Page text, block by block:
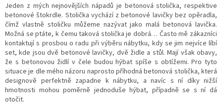
Jeden z mých nejnovějších nápadů je betonová stolička, respektive
betonové štokrdle. Stolička vychází z betonové lavičky bez opěradla,
čímž vlastně stoličku můžeme nazývat jako malá betonová lavička.
Možná se ptáte, k čemu taková stolička je dobrá… Často mě zákazníci
kontaktují s prosbou o radu při výběru nábytku, kdy se jim nejvíce líbí
set, kde jsou dvě betonové lavičky, dvě židle a stůl. Mají však obavy,
že s betonovou židlí v čele budou hýbat spíše s obtížemi. Pro tyto
situace je dle mého názoru naprosto příhodná betonová stolička, která
designově perfektně zapadne k nábytku, a navíc s ní díky nižší
hmotnosti mohou poměrně jednoduše hýbat, případně se s ní dá
otočit.